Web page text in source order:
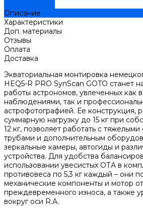
Описание
Характеристики
Доп. материалы
Отзывы
Оплата
Доставка
Экваториальная монтировка
HEQ5-R PRO SynScan GOTO станет
работы астрономов, увлеченных как
наблюдениями, так и
астрофотографией. Ее конструкция,
суммарную нагрузку до 15 кг при
12 кг, позволяет работать с
трубами и дополнительным
зеркальные камеры, автогиды и
устройства. Для удобства
использовании увесистых ОТА в
противовеса по 5,3 кг каждый – они
механические компоненты и мотор
преждевременного износа, а также
вокруг оси R.A.